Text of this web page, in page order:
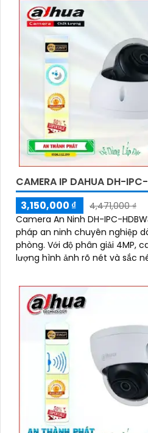
CAMERA IP DAHUA DH-
3,150,000 ₫
4,471,000 ₫
Camera An Ninh DH-IPC-
pháp an ninh chuyên nghiệp
phòng. Với độ phân giải 4MP, camera này cho chất
lượng hình ảnh rõ nét và sắc